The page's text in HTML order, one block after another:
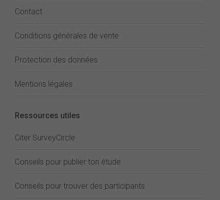
Contact
Conditions générales de vente
Protection des données
Mentions légales
Ressources utiles
Citer SurveyCircle
Conseils pour publier ton étude
Conseils pour trouver des participants